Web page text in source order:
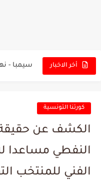
أخر الاخبار
كورتنا التونسية
الكشف عن حقيقة
النفطي مساعدا
الفني للمنتخب